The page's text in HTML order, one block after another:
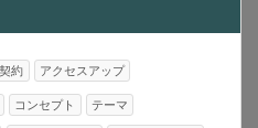
約 アクセスアップ
コンセプト テーマ